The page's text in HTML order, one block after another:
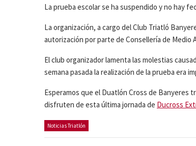
La prueba escolar se ha suspendido y no hay
La organización, a cargo del Club Triatló
autorización por parte de Consellería de Medio
El club organizador lamenta las molestias
semana pasada la realización de la prueba era
Esperamos que el Duatlón Cross de Banyeres
disfruten de esta última jornada de Ducross
Noticias Triatlón